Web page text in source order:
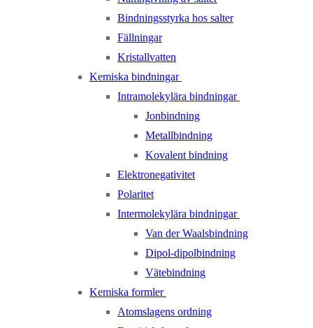
Bindningsstyrka hos salter
Fällningar
Kristallvatten
Kemiska bindningar
Intramolekylära bindningar
Jonbindning
Metallbindning
Kovalent bindning
Elektronegativitet
Polaritet
Intermolekylära bindningar
Van der Waalsbindning
Dipol-dipolbindning
Vätebindning
Kemiska formler
Atomslagens ordning